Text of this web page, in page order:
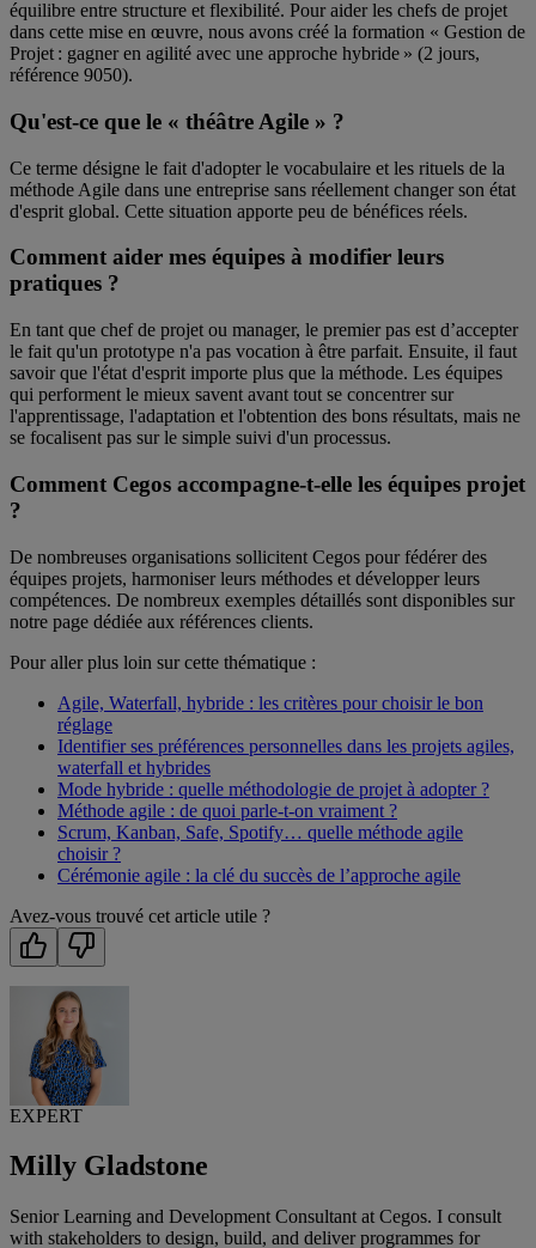
équilibre entre structure et flexibilité. Pour aider les chefs de projet
dans cette mise en œuvre, nous avons créé la formation « Gestion de
Projet : gagner en agilité avec une approche hybride » (2 jours,
référence 9050).
Qu'est-ce que le « théâtre Agile » ?
Ce terme désigne le fait d'adopter le vocabulaire et les rituels de la
méthode Agile dans une entreprise sans réellement changer son état
d'esprit global. Cette situation apporte peu de bénéfices réels.
Comment aider mes équipes à modifier leurs
pratiques ?
En tant que chef de projet ou manager, le premier pas est d’accepter
le fait qu'un prototype n'a pas vocation à être parfait. Ensuite, il faut
savoir que l'état d'esprit importe plus que la méthode. Les équipes
qui performent le mieux savent avant tout se concentrer sur
l'apprentissage, l'adaptation et l'obtention des bons résultats, mais ne
se focalisent pas sur le simple suivi d'un processus.
Comment Cegos accompagne-t-elle les équipes projet
?
De nombreuses organisations sollicitent Cegos pour fédérer des
équipes projets, harmoniser leurs méthodes et développer leurs
compétences. De nombreux exemples détaillés sont disponibles sur
notre page dédiée aux références clients.
Pour aller plus loin sur cette thématique :
Agile, Waterfall, hybride : les critères pour choisir le bon
réglage
Identifier ses préférences personnelles dans les projets agiles,
waterfall et hybrides
Mode hybride : quelle méthodologie de projet à adopter ?
Méthode agile : de quoi parle-t-on vraiment ?
Scrum, Kanban, Safe, Spotify… quelle méthode agile
choisir ?
Cérémonie agile : la clé du succès de l’approche agile
Avez-vous trouvé cet article utile ?
EXPERT
Milly Gladstone
Senior Learning and Development Consultant at Cegos. I consult
with stakeholders to design, build, and deliver programmes for